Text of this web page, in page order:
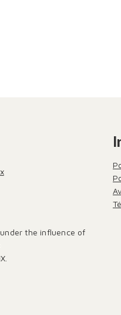
the influence of